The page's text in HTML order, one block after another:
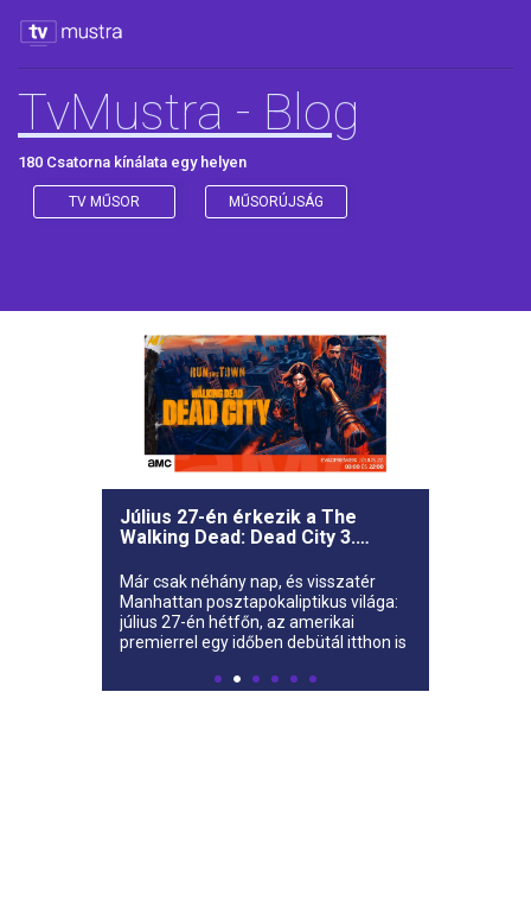
TvMustra - Blog
180 Csatorna kínálata egy helyen
TV MŰSOR MŰSORÚJSÁG
Július 27-én érkezik a The
Walking Dead: Dead City 3.
Már csak néhány nap, és visszatér
Manhattan posztapokaliptikus világa:
július 27-én hétfőn, az amerikai
premierrel egy időben debütál itthon is
City harmadik évada.